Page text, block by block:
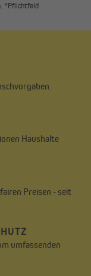
*Pflichtfeld
Haushalte
Preisen - seit
umfassenden